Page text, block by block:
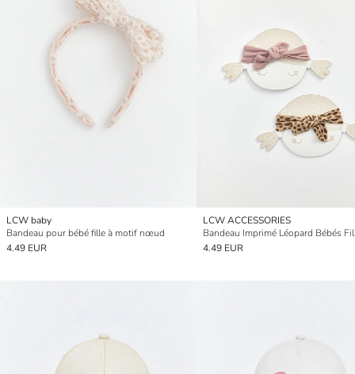
LCW baby
Bandeau pour bébé fille à motif nœud
4.49 EUR
LCW ACCESSORIES
4.49 EUR